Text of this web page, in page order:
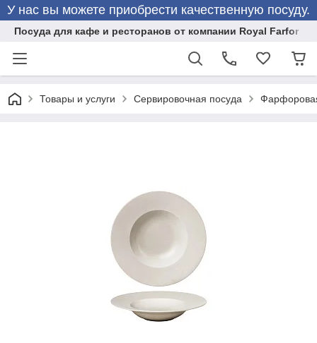
У нас вы можете приобрести качественную посуду.
Посуда для кафе и ресторанов от компании Royal Farfor
Товары и услуги Сервировочная посуда